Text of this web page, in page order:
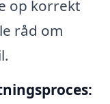
op korrekt
råd om